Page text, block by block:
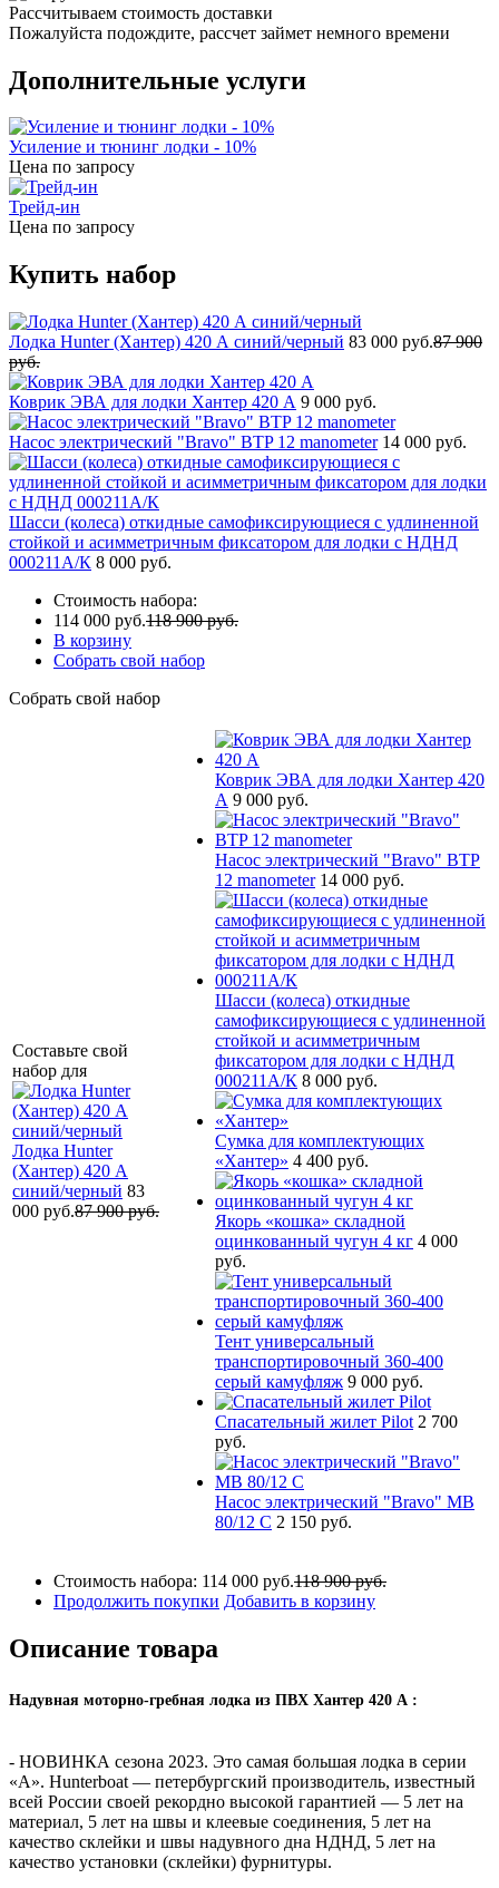
Рассчитываем стоимость доставки
Пожалуйста подождите, рассчет займет немного времени
Дополнительные услуги
Усиление и тюнинг лодки - 10%
Цена по запросу
Трейд-ин
Цена по запросу
Купить набор
Лодка Hunter (Хантер) 420 А синий/черный 83 000 руб.87 900
руб.
Коврик ЭВА для лодки Хантер 420 А 9 000 руб.
Насос электрический "Bravo" BTP 12 manometer 14 000 руб.
Шасси (колеса) откидные самофиксирующиеся с удлиненной
стойкой и асимметричным фиксатором для лодки с НДНД
000211A/К 8 000 руб.
Стоимость набора:
114 000 руб.118 900 руб.
В корзину
Собрать свой набор
Собрать свой набор
Составьте свой
набор для
Лодка Hunter
(Хантер) 420 А
синий/черный 83
000 руб.87 900 руб.
Коврик ЭВА для лодки Хантер 420
А 9 000 руб.
Насос электрический "Bravo" BTP
12 manometer 14 000 руб.
Шасси (колеса) откидные
самофиксирующиеся с удлиненной
стойкой и асимметричным
фиксатором для лодки с НДНД
000211A/К 8 000 руб.
Сумка для комплектующих
«Хантер» 4 400 руб.
Якорь «кошка» складной
оцинкованный чугун 4 кг 4 000
руб.
Тент универсальный
транспортировочный 360-400
серый камуфляж 9 000 руб.
Спасательный жилет Pilot 2 700
руб.
Насос электрический "Bravo" MB
80/12 С 2 150 руб.
Стоимость набора: 114 000 руб.118 900 руб.
Продолжить покупки Добавить в корзину
Описание товара
Надувная моторно-гребная лодка из ПВХ Хантер 420 А :
- НОВИНКА сезона 2023. Это самая большая лодка в серии
«А». Hunterboat — петербургский производитель, известный
всей России своей рекордно высокой гарантией — 5 лет на
материал, 5 лет на швы и клеевые соединения, 5 лет на
качество склейки и швы надувного дна НДНД, 5 лет на
качество установки (склейки) фурнитуры.